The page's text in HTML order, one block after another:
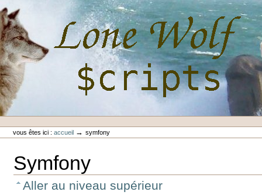
au
contenu.
Aller
à
la
navigation
Outils
personnels
vous êtes ici : accueil →symfony
Symfony
Aller au niveau supérieur